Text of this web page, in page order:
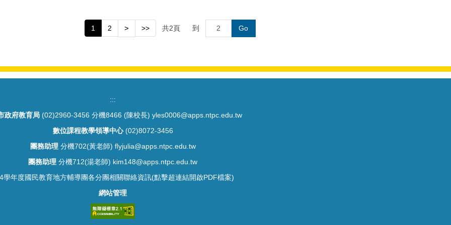
1 2 > >> 共2頁 到 Go
:::
政府教育局 (02)2960-3456 分機8466 (陳校長) yles0006@apps.ntpc.edu.tw
數位課程教學領導中心(02)8072-3456
團務助理分機702(黃老師) flyjulia@apps.ntpc.edu.tw
團務助理 分機712(湯老師) kim148@apps.ntpc.edu.tw
學年度國民教育地方輔導團各分團相關聯絡資訊(點擊超連結開啟PDF檔案)
網站管理